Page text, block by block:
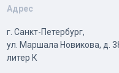
Адрес
г. Санкт-Петербург,
ул. Маршала Новикова, д.
литер К